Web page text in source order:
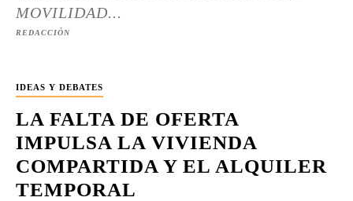
MOVILIDAD...
REDACCIÓN
IDEAS Y DEBATES
LA FALTA DE OFERTA
IMPULSA LA VIVIENDA
COMPARTIDA Y EL ALQUILER
TEMPORAL